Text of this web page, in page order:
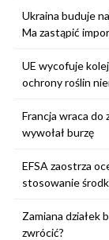
Ukraina buduje
Ma zastąpić
UE wycofuje
ochrony roślin
Francja wraca
wywołał burzę
EFSA zaostrza
stosowanie
Zamiana działek
zwrócić?